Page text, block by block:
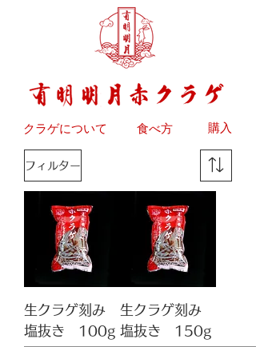
​クラゲについて 食べ方 購入
フィルター
生クラゲ刻み
塩抜き 100g
生クラゲ刻み
塩抜き 150g